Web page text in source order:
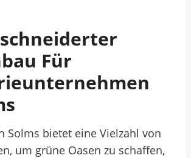
Für
Solms bietet eine Vielzahl von
um grüne Oasen zu schaffen,